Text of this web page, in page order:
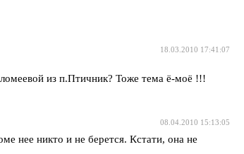
18.03.2010 17:41:07
из п.Птичник? Тоже тема ё-моё !!!
08.04.2010 15:13:05
нее никто и не берется. Кстати, она не